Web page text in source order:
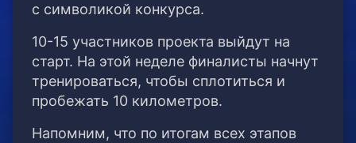
с символикой конкурса.
10-15 участников проекта выйдут на
старт. На этой неделе финалисты начнут
тренироваться, чтобы сплотиться и
пробежать 10 километров.
Напомним, что по итогам всех этапов